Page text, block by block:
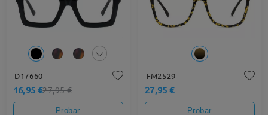
D17660
16,95 €27,95 €
Probar
FM2529
27,95 €
Probar